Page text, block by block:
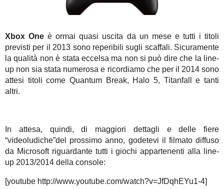
Xbox One è ormai quasi uscita da un mese e tutti i titoli
previsti per il 2013 sono reperibili sugli scaffali. Sicuramente
la qualità non è stata eccelsa ma non si può dire che la line-
up non sia stata numerosa e ricordiamo che per il 2014 sono
attesi titoli come Quantum Break, Halo 5, Titanfall e tanti
altri.
In attesa, quindi, di maggiori dettagli e delle fiere
“videoludiche”del prossimo anno, godetevi il filmato diffuso
da Microsoft riguardante tutti i giochi appartenenti alla line-
up 2013/2014 della console:
[youtube http://www.youtube.com/watch?v=JfDqhEYu1-4]